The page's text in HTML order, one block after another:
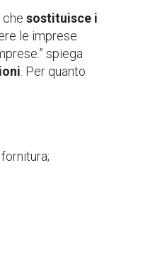
chesostituisce i
le imprese
spiega
Per quanto